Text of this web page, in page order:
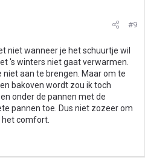
#9
niet wanneer je het schuurtje wil
's winters niet gaat verwarmen.
niet aan te brengen. Maar om te
bakoven wordt zou ik toch
onder de pannen met de
pannen toe. Dus niet zozeer om
comfort.